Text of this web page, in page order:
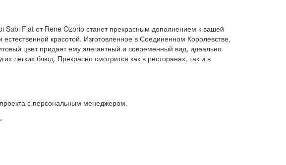
Flat от Rene Ozorio станет прекрасным дополнением к вашей
красотой. Изготовленное в Соединенном Королевстве,
цвет придает ему элегантный и современный вид, идеально
легких блюд. Прекрасно смотрится как в ресторанах, так и в
с персональным менеджером.